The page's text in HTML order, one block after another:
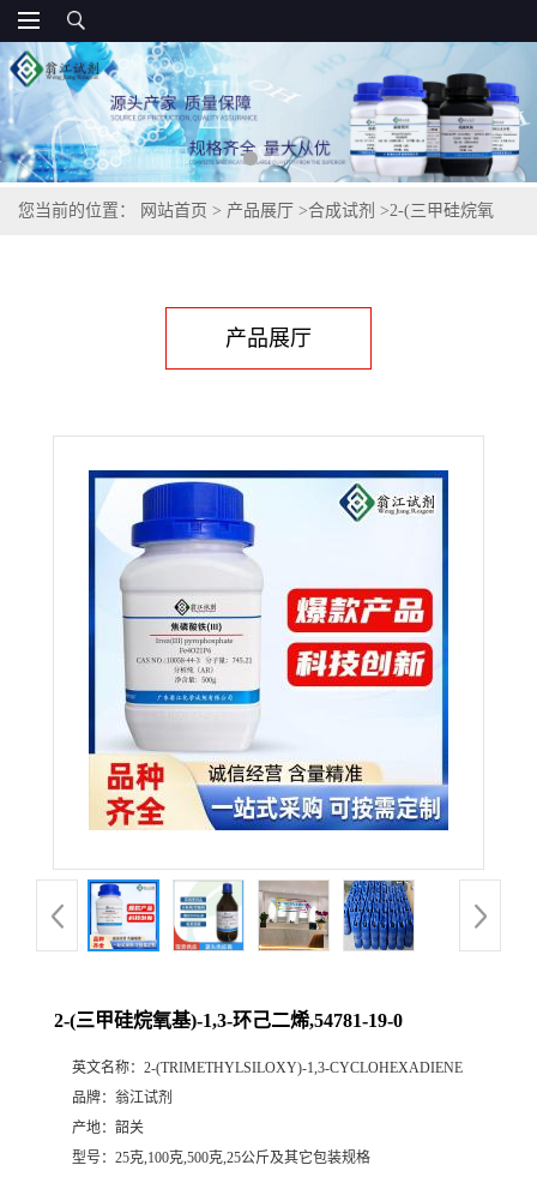
您当前的位置： 网站首页 > 产品展厅 >合成试剂 >2-(三甲硅烷氧
产品展厅
2-(三甲硅烷氧基)-1,3-环己二烯,54781-19-0
英文名称： 2-(TRIMETHYLSILOXY)-1,3-CYCLOHEXADIENE
品牌： 翁江试剂
产地： 韶关
型号： 25克,100克,500克,25公斤及其它包装规格